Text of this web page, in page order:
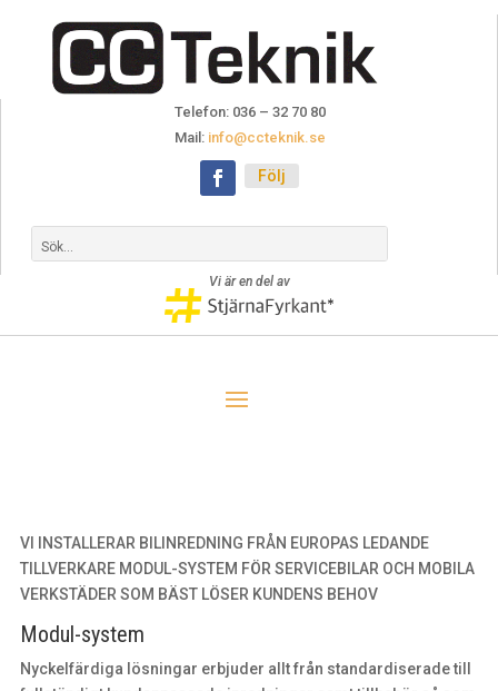
Telefon: 036 – 32 70 80
Mail: info@ccteknik.se
Följ
Vi är en del av
VI INSTALLERAR BILINREDNING FRÅN EUROPAS LEDANDE
TILLVERKARE MODUL-SYSTEM FÖR SERVICEBILAR OCH MOBILA
VERKSTÄDER SOM BÄST LÖSER KUNDENS BEHOV
Modul-system
Nyckelfärdiga lösningar erbjuder allt från standardiserade till